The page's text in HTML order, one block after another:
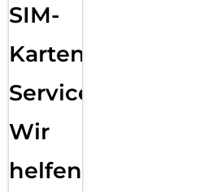
SIM-
Karten
Service:
Wir
helfen